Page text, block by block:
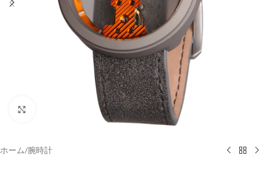
ホーム/腕時計